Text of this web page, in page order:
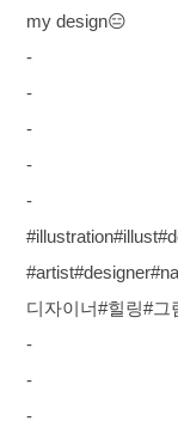
my design😑
-
-
-
-
-
디자이너#힐링#
-
-
-